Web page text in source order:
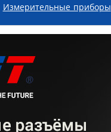
Измерительные приборы